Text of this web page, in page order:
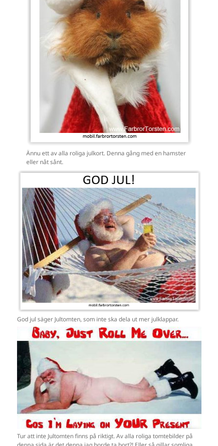
Ännu ett av alla roliga julkort. Denna gång med en hamster
eller nåt sånt.
God jul säger Jultomten, som inte ska dela ut mer julklappar.
Tur att inte Jultomten finns på riktigt. Av alla roliga tomtebilder på